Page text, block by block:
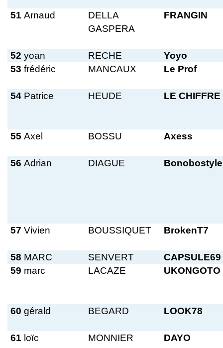
51 Arnaud
DELLA
GASPERA
FRANGIN
52 yoan RECHE
Yoyo
53 frédéric MANCAUX Le Prof
54 Patrice HEUDE LE CHIFFRE
55 Axel BOSSU Axess
56 Adrian DIAGUE Bonobostyle
57 Vivien BOUSSIQUET BrokenT7
58 MARC SENVERT
CAPSULE69
59 marc LACAZE UKONGOTO
60 gérald BEGARD LOOK78
61 loïc MONNIER DAYO